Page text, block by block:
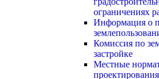
ограничениях
Информация о
Комиссия по
застройке
Местные